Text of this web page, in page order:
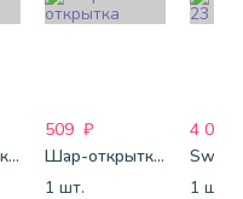
Шар-открытка "Звезда" (45 см) - 1
509 ₽
Шар-открытка "Сердце" (45 см) - 2
1 шт.
4 088
1 шт.